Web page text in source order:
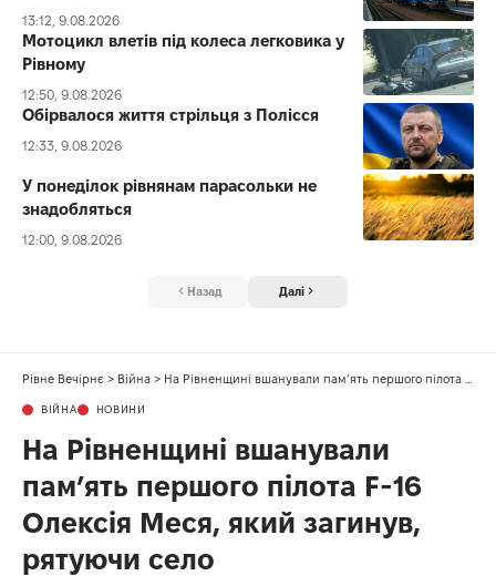
13:12, 9.08.2026
Мотоцикл влетів під колеса легковика у
Рівному
12:50, 9.08.2026
Обірвалося життя стрільця з Полісся
12:33, 9.08.2026
У понеділок рівнянам парасольки не
знадобляться
12:00, 9.08.2026
Назад Далі
Рівне Вечірнє > Війна > На Рівненщині вшанували пам’ять першого пілота F-16 Олексія Меся, який загинув, рятуючи село
ВІЙНА НОВИНИ
На Рівненщині вшанували
пам’ять першого пілота F-16
Олексія Меся, який загинув,
рятуючи село